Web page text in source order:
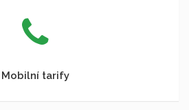
Mobilní tarify